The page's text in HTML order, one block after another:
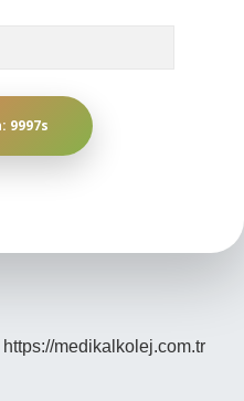
https://medikalkolej.com.tr